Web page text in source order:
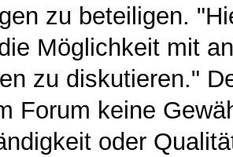
zu beteiligen.
Möglichkeit mit
zu diskutieren."
Forum keine
oder